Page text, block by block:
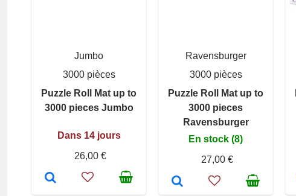
Jumbo
3000 pièces
Puzzle Roll Mat up to
3000 pieces Jumbo
Dans 14 jours
26,00 €
Ravensburger
3000 pièces
Puzzle Roll Mat up to
3000 pieces
Ravensburger
En stock (8)
27,00 €